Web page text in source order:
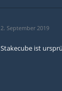
2. September 2019
Stakecube ist